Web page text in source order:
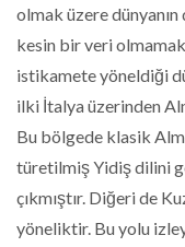
olmak üzere
kesin bir veri
istikamete yöneldiği
ilki İtalya üzerinden
Bu bölgede klasik
türetilmiş Yidiş dilini
çıkmıştır. Diğeri de
yöneliktir. Bu yolu